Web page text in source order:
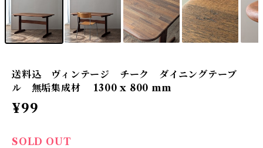
送料込 ヴィンテージ チーク ダイニングテーブ
ル 無垢集成材 1300 x 800 mm
¥99
SOLD OUT